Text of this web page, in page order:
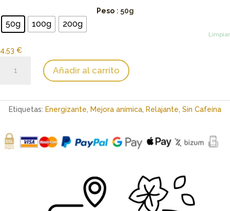
Peso : 50g
50g 100g 200g
Limpiar
4,53 €
Rosa
Añadir al carrito
Etiquetas: Energizante Mejora anímica Relajante Sin Cafeína